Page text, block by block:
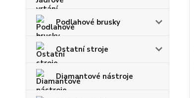
Podlahové brusky
Ostatní stroje
Diamantové nástroje